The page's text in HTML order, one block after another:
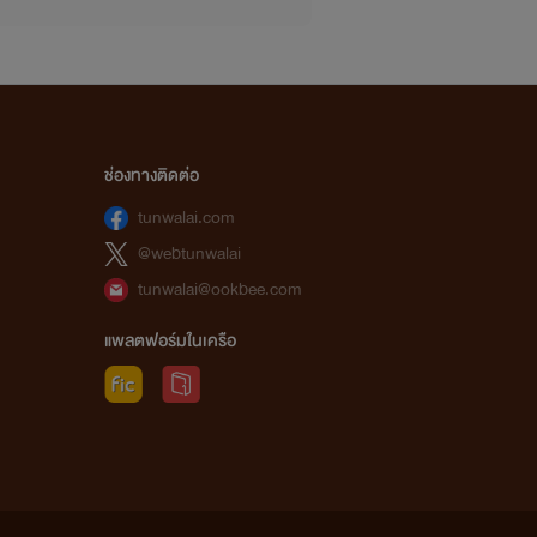
ช่องทางติดต่อ
tunwalai.com
@webtunwalai
tunwalai@ookbee.com
แพลตฟอร์มในเครือ